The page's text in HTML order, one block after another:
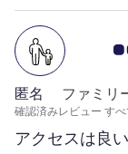
インして欲しい
と連絡。14時に
取る。部屋は、
うとフロント女
と言う事は、言
後には、エイジ
性は、呆れなが
アクセスは良
お客
匿名 ファミリ
確認済みレビュー すべ